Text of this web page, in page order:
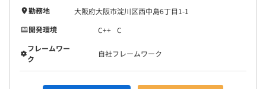
勤務地
大阪府大阪市淀川区西中島6丁目1-1
開発環境
C++ C
フレームワー
ク
自社フレームワーク